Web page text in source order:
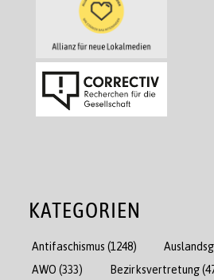
KATEGORIEN
Antifaschismus (1248)
AWO (333) Bezirksvertretung